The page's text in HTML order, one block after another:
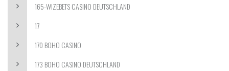
165-WIZEBETS CASINO DEUTSCHLAND
17
170 BOHO CASINO
173 BOHO CASINO DEUTSCHLAND